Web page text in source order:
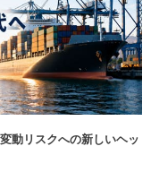
動リスクへの新しいヘッ